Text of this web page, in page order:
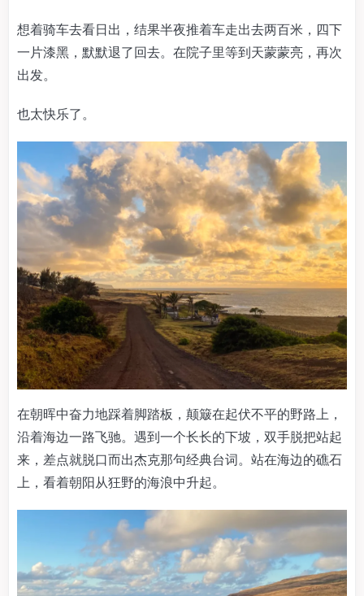
想着骑车去看日出，结果半夜推着车走出去两百米，四下
一片漆黑，默默退了回去。在院子里等到天蒙蒙亮，再次
出发。
也太快乐了。
在朝晖中奋力地踩着脚踏板，颠簸在起伏不平的野路上，
沿着海边一路飞驰。遇到一个长长的下坡，双手脱把站起
来，差点就脱口而出杰克那句经典台词。站在海边的礁石
上，看着朝阳从狂野的海浪中升起。